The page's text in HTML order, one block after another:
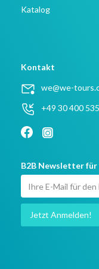
Katalog
Kontakt
we@we-
+49 30 400
B2B Newsletter